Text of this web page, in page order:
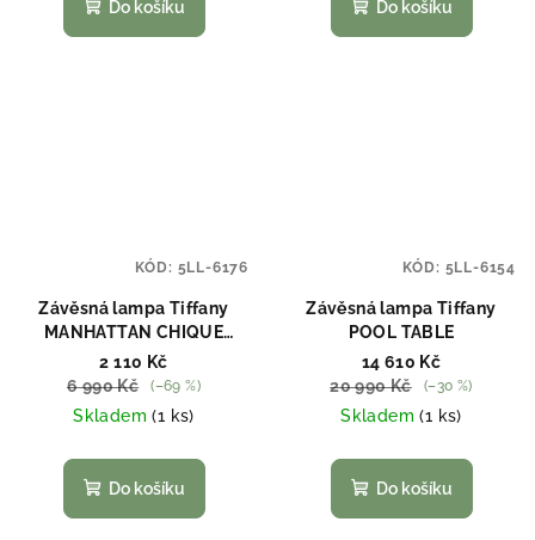
Do košíku Do košíku
Závěsná lampa Tiffany
MANHATTAN CHIQUE
Clayre & Eef 5LL-6176
2 110 Kč
6 990 Kč
(–69 %)
Skladem(1 ks)
Do košíku
KÓD: 5LL-6176
Závěsná lampa Tiffany
POOL TABLE
14 610 Kč
20 990 Kč
(–30 %)
Skladem(1 ks)
Do košíku
KÓD: 5LL-6154